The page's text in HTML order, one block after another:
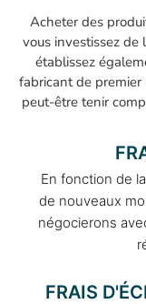
Acheter des
vous investissez de
établissez
fabricant de premier
peut-être tenir
En fonction de
de nouveaux
négocierons
FRAIS